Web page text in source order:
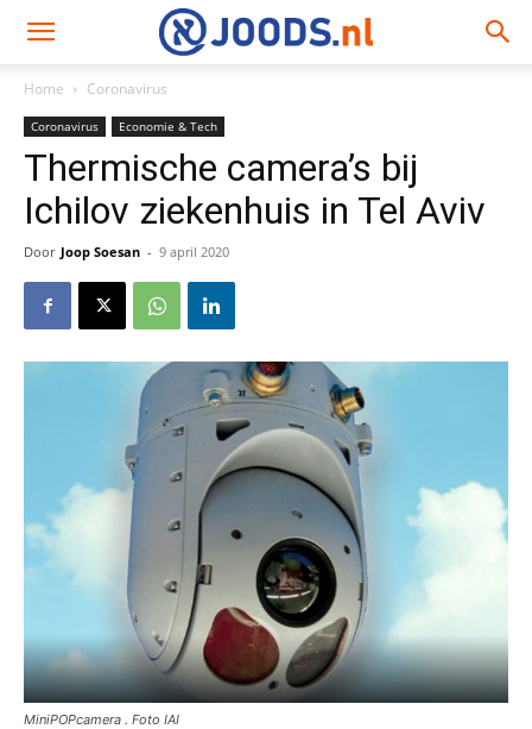
Home Coronavirus
Coronavirus Economie & Tech
Thermische camera’s bij
Ichilov ziekenhuis in Tel Aviv
Door Joop Soesan - 9 april 2020
MiniPOPcamera . Foto IAI